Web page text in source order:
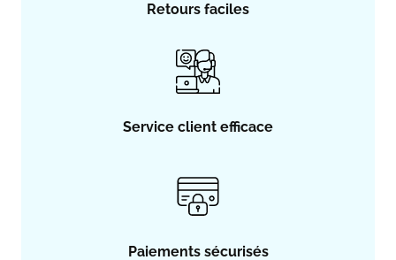
Retours faciles
Service client efficace
Paiements sécurisés